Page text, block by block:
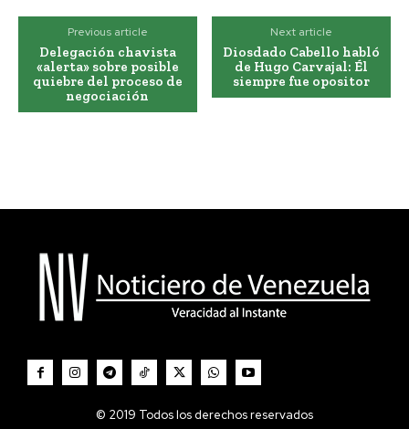
Previous article
Delegación chavista
«alerta» sobre posible
quiebre del proceso de
negociación
Next article
Diosdado Cabello habló
de Hugo Carvajal: Él
siempre fue opositor
© 2019 Todos los derechos reservados